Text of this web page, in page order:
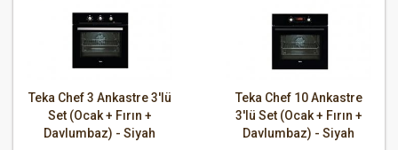
Teka Chef 3 Ankastre 3'lü
Set (Ocak + Fırın +
Davlumbaz) - Siyah
Teka Chef 10 Ankastre
3'lü Set (Ocak + Fırın +
Davlumbaz) - Siyah